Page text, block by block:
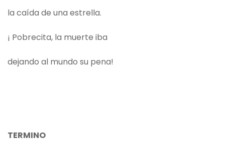
la caída de una estrella.
¡ Pobrecita, la muerte iba
dejando al mundo su pena!
TERMINO